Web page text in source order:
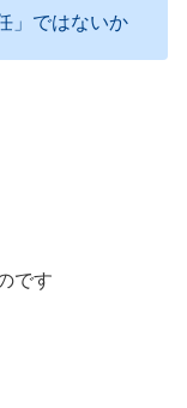
」ではないか
です